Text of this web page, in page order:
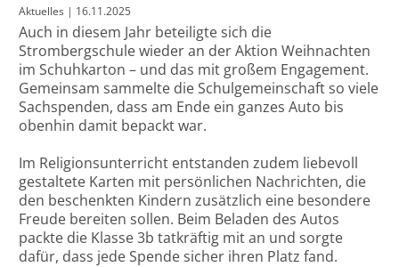
Aktuelles | 16.11.2025
Auch in diesem Jahr beteiligte sich die
Strombergschule wieder an der Aktion Weihnachten
im Schuhkarton – und das mit großem Engagement.
Gemeinsam sammelte die Schulgemeinschaft so viele
Sachspenden, dass am Ende ein ganzes Auto bis
obenhin damit bepackt war.
Im Religionsunterricht entstanden zudem liebevoll
gestaltete Karten mit persönlichen Nachrichten, die
den beschenkten Kindern zusätzlich eine besondere
Freude bereiten sollen. Beim Beladen des Autos
packte die Klasse 3b tatkräftig mit an und sorgte
dafür, dass jede Spende sicher ihren Platz fand.